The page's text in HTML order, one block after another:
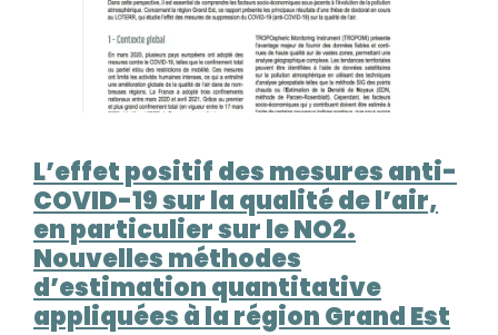
L’effet positif des mesures anti-
COVID-19 sur la qualité de l’air,
en particulier sur le NO2.
Nouvelles méthodes
d’estimation quantitative
appliquées à la région Grand Est